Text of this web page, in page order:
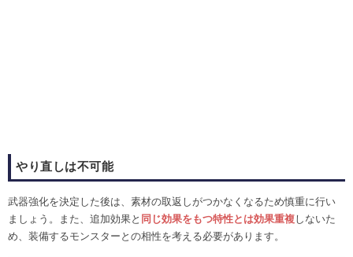
やり直しは不可能
武器強化を決定した後は、素材の取返しがつかなくなるため慎重に行い
ましょう。また、追加効果と 同じ効果をもつ特性とは効果重複しないた
め、装備するモンスターとの相性を考える必要があります。